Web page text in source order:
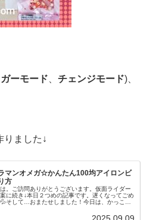
ーモード チェンジモード)、
りました↓
マンオメガ☆かんたん100均アイロンビ
方
。ご訪問ありがとうございます。仮面ライダー
に続き↓本日２つめの記事です。遅くなってごめ
そして…おまたせしました！今日は、かっこい